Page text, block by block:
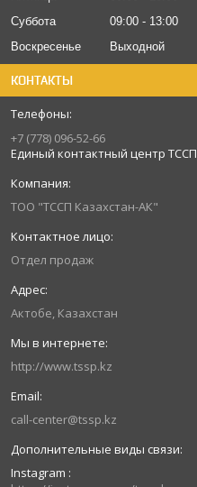
Суббота
09:00
13:00
Воскресенье
Выходной
КОНТАКТЫ
+7 (778) 096-52-66
Единый контактный центр ТССП
ТОО "ТССП Казахстан-АК"
Отдел продаж
Актобе, Казахстан
http://www.tssp.kz
call-center@tssp.kz
Instagram